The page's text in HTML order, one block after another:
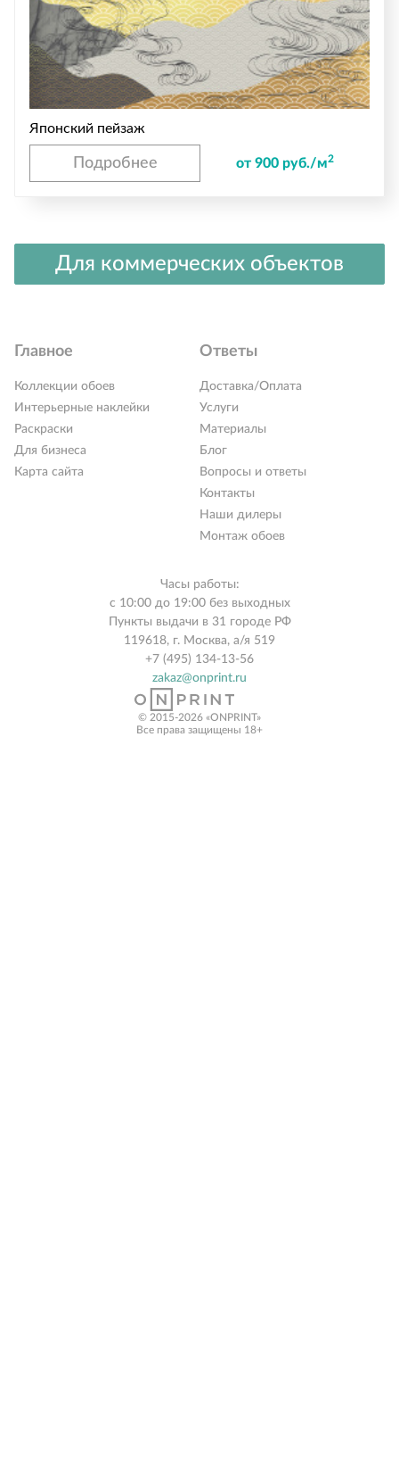
Японский пейзаж
Подробнее от 900 руб./м2
Для коммерческих объектов
Главное
Коллекции обоев
Интерьерные наклейки
Раскраски
Для бизнеса
Карта сайта
Ответы
Доставка/Оплата
Услуги
Материалы
Блог
Вопросы и ответы
Контакты
Наши дилеры
Монтаж обоев
Часы работы:
с 10:00 до 19:00 без выходных
Пункты выдачи в 31 городе РФ
119618, г. Москва, а/я 519
+7 (495) 134-13-56
zakaz@onprint.ru
© 2015-2026 «ONPRINT»
Все права защищены 18+‎